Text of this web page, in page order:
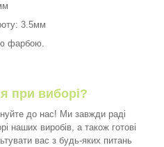
3.5мм
фарбою.
при виборі?
до нас! Ми завжди раді
наших виробів, а також готові
вас з будь-яких питань